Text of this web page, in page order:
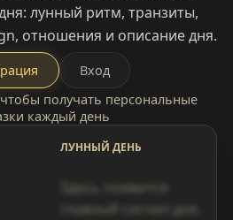
лунный ритм, транзиты,
отношения и описание дня.
Вход
получать персональные
каждый день
ЛУННЫЙ ДЕНЬ
Здесь появится
главный сигнал дня.